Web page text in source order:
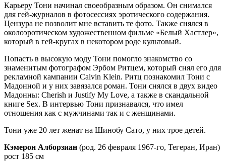
Карьеру Тони начинал своеобразным образом. Он снимался
для гей-журналов в фотосессиях эротического содержания.
Цензура не позволит мне вставить те фото. Также снялся в
околоэротическом художественном фильме «Белый Хастлер»,
который в гей-кругах в некотором роде культовый.
Попасть в высокую моду Тони помогло знакомство со
знаменитым фотографом Эрбом Ритцем, который снял его для
рекламной кампании Calvin Klein. Ритц познакомил Тони с
Мадонной и у них завязался роман. Тони снялся в двух видео
Мадонны: Cherish и Justify My Love, а также в скандальной
книге Sex. В интервью Тони признавался, что имел
отношения как с мужчинами так и с женщинами.
Тони уже 20 лет женат на Шинобу Сато, у них трое детей.
Кэмерон Алборзиан (род. 26 февраля 1967-го, Тегеран, Иран)
рост 185 см